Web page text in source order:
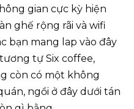
gian cực kỳ hiện
ghế rộng rãi và wifi
bạn mang lap vào đây
tự Six coffee,
còn có một không
ngồi ở đây dưới tán